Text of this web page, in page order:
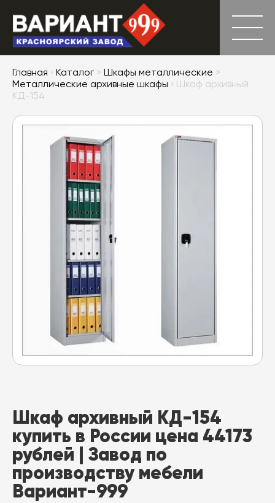
Главная › Каталог > Шкафы металлические >
Металлические архивные шкафы › Шкаф архивный
КД-154
Шкаф архивный КД-154
купить в России цена 44173
рублей | Завод по
производству мебели
Вариант-999